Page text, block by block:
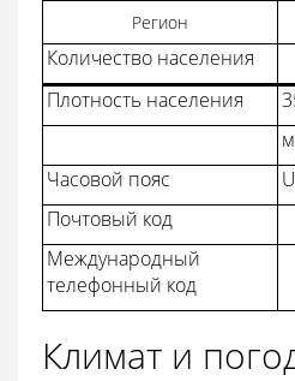
Регион
Количество населения
Плотность населения
Часовой пояс
Почтовый код
Международный
телефонный код
Климат и